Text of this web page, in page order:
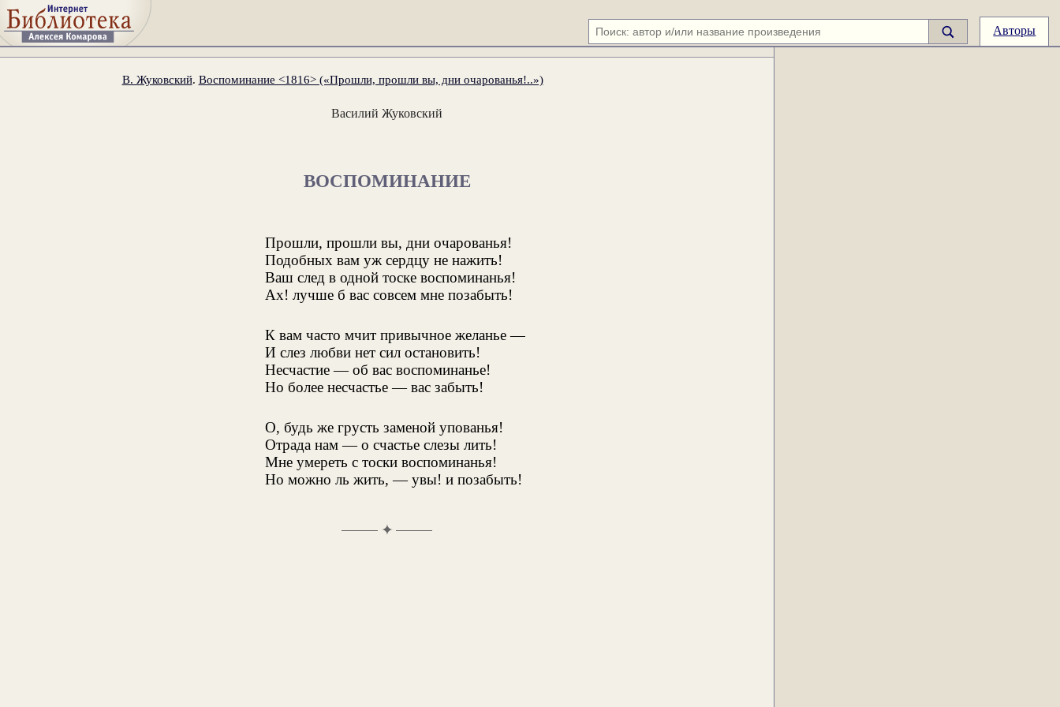
Авторы
В. Жуковский. Воспоминание <1816> («Прошли, прошли вы, дни очарованья!..»)
Василий Жуковский
ВОСПОМИНАНИЕ
Прошли, прошли вы, дни очарованья!
Подобных вам уж сердцу не нажить!
Ваш след в одной тоске воспоминанья!
Ах! лучше б вас совсем мне позабыть!
К вам часто мчит привычное желанье —
И слез любви нет сил остановить!
Несчастие — об вас воспоминанье!
Но более несчастье — вас забыть!
О, будь же грусть заменой упованья!
Отрада нам — о счастье слезы лить!
Мне умереть с тоски воспоминанья!
Но можно ль жить, — увы! и позабыть!
✦